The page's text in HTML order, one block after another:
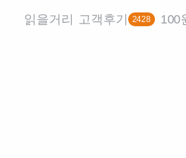
읽을거리 고객후기 2428 100